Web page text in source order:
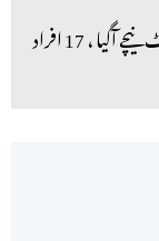
ایئر انڈیا کا طیارہ ہوا میں اچانک 300 فٹ نیچے آگیا ، 17 افراد